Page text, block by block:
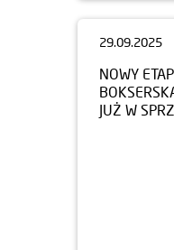
29.09.2025
NOWY
JUŻ W